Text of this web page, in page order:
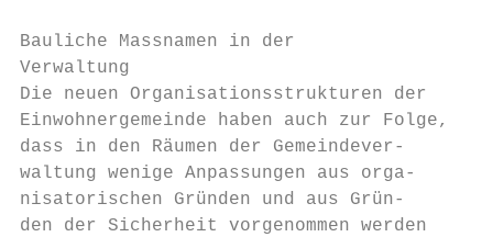
Bauliche Massnamen in der
Verwaltung
Die neuen Organisationsstrukturen der
Einwohnergemeinde haben auch zur
dass in den Räumen der Gemeindever-
waltung wenige Anpassungen aus orga-
nisatorischen Gründen und aus Grün-
den der Sicherheit vorgenommen werden